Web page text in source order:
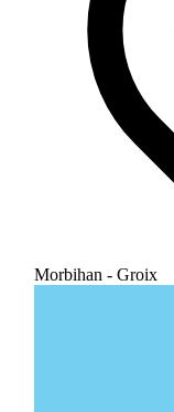
Morbihan - Groix